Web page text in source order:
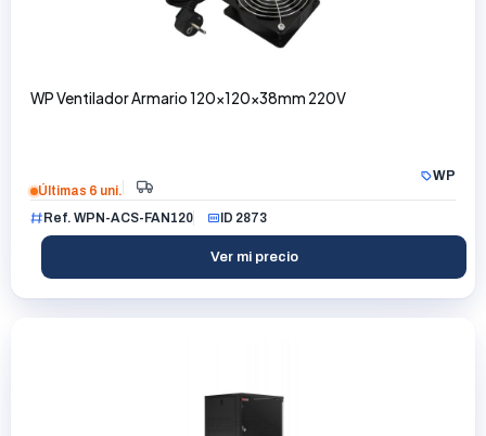
WP Ventilador Armario 120x120x38mm 220V
WP
Últimas 6 uni.
Ref. WPN-ACS-FAN120
ID 2873
Ver mi precio